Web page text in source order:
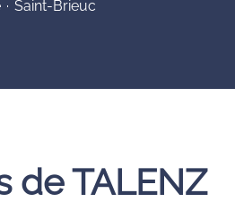
· Saint-Brieuc
de TALENZ